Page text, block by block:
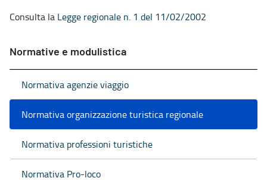
Consulta la Legge regionale n. 1 del 11/02/2002
Normative e modulistica
Normativa agenzie viaggio
Normativa organizzazione turistica regionale
Normativa professioni turistiche
Normativa Pro-loco